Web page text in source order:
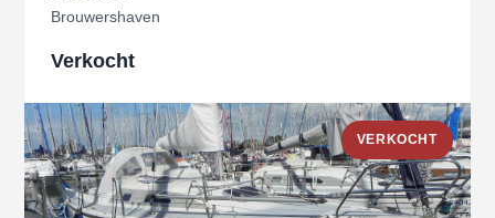
Brouwershaven
Verkocht
VERKOCHT